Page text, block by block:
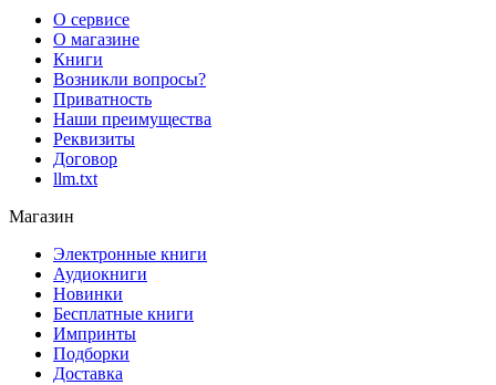
О сервисе
О магазине
Книги
Возникли вопросы?
Приватность
Наши преимущества
Реквизиты
Договор
llm.txt
Магазин
Электронные книги
Аудиокниги
Новинки
Бесплатные книги
Импринты
Подборки
Доставка